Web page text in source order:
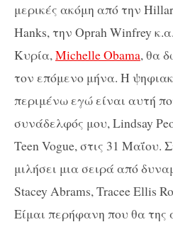
μερικές ακόμη από την
Hanks, την Oprah Winfrey
Κυρία,Michelle Obama, θα
τον επόμενο μήνα. Η
περιμένω εγώ είναι αυτή
συνάδελφός μου, Lindsay
Teen Vogue, στις 31 Μαΐου.
μιλήσει μια σειρά από
Stacey Abrams, Tracee Ellis
Είμαι περήφανη που θα